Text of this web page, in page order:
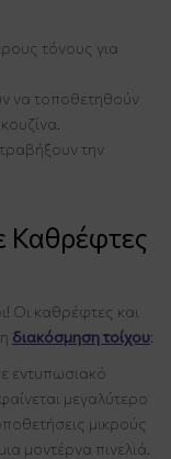
τόνους για
να τοποθετηθούν
την
Καθρέφτες
Οι καθρέφτες και
διακόσμηση τοίχου:
εντυπωσιακό
μεγαλύτερο
μικρούς
μοντέρνα πινελιά.